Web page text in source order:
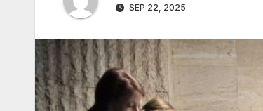
SEP 22, 2025